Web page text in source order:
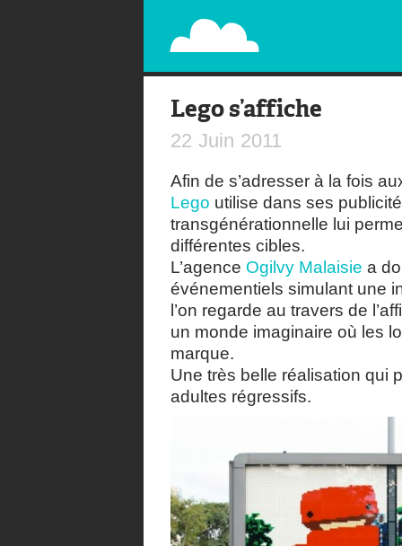
PAPERPLANE
STREET, AMBIENT, GUÉRILLA MARKETING
Lego s’affiche
22 Juin 2011
Afin de s’adresser à la fois
Lego utilise dans ses
transgénérationnelle lui
différentes cibles.
L’agence Ogilvy Malaisie a
événementiels simulant une
l’on regarde au travers de
un monde imaginaire où les
marque.
Une très belle réalisation qui
adultes régressifs.